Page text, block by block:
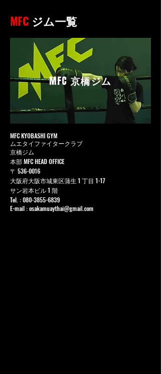
MFC ジム一覧
MFC京橋ジム
MFC KYOBASHI GYM
ムエタイファイタークラブ
京橋ジム
本部 MFC HEAD OFFICE
〒 536-0016
大阪府大阪市城東区蒲生 1 丁目 1-17
サン岩本ビル 1 階
Tel. :080-3855-6839
E-mail :osakamuaythai@gmail.com